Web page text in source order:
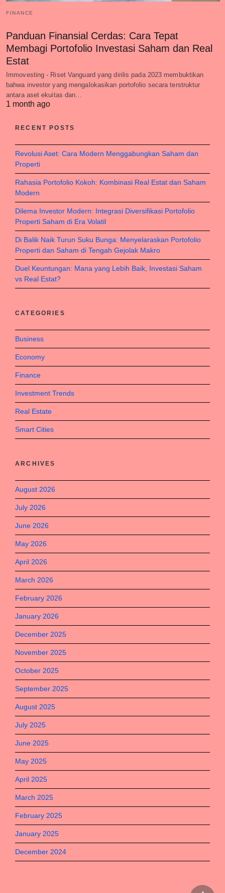
FINANCE
Panduan Finansial Cerdas: Cara Tepat
Membagi Portofolio Investasi Saham dan Real
Estat
Immovesting - Riset Vanguard yang dirilis pada 2023 membuktikan
bahwa investor yang mengalokasikan portofolio secara terstruktur
antara aset ekuitas dan…
1 month ago
RECENT POSTS
Revolusi Aset: Cara Modern Menggabungkan Saham dan
Properti
Rahasia Portofolio Kokoh: Kombinasi Real Estat dan Saham
Modern
Dilema Investor Modern: Integrasi Diversifikasi Portofolio
Properti Saham di Era Volatil
Di Balik Naik Turun Suku Bunga: Menyelaraskan Portofolio
Properti dan Saham di Tengah Gejolak Makro
Duel Keuntungan: Mana yang Lebih Baik, Investasi Saham
vs Real Estat?
CATEGORIES
Business
Economy
Finance
Investment Trends
Real Estate
Smart Cities
ARCHIVES
August 2026
July 2026
June 2026
May 2026
April 2026
March 2026
February 2026
January 2026
December 2025
November 2025
October 2025
September 2025
August 2025
July 2025
June 2025
May 2025
April 2025
March 2025
February 2025
January 2025
December 2024